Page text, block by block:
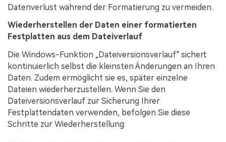
Datenverlust während der Formatierung zu vermeiden.
Wiederherstellen der Daten einer formatierten
Festplatten aus dem Dateiverlauf
Die Windows-Funktion „Dateiversionsverlauf" sichert
kontinuierlich selbst die kleinsten Änderungen an Ihren
Daten. Zudem ermöglicht sie es, später einzelne
Dateien wiederherzustellen. Wenn Sie den
Dateiversionsverlauf zur Sicherung Ihrer
Festplattendaten verwenden, befolgen Sie diese
Schritte zur Wiederherstellung: